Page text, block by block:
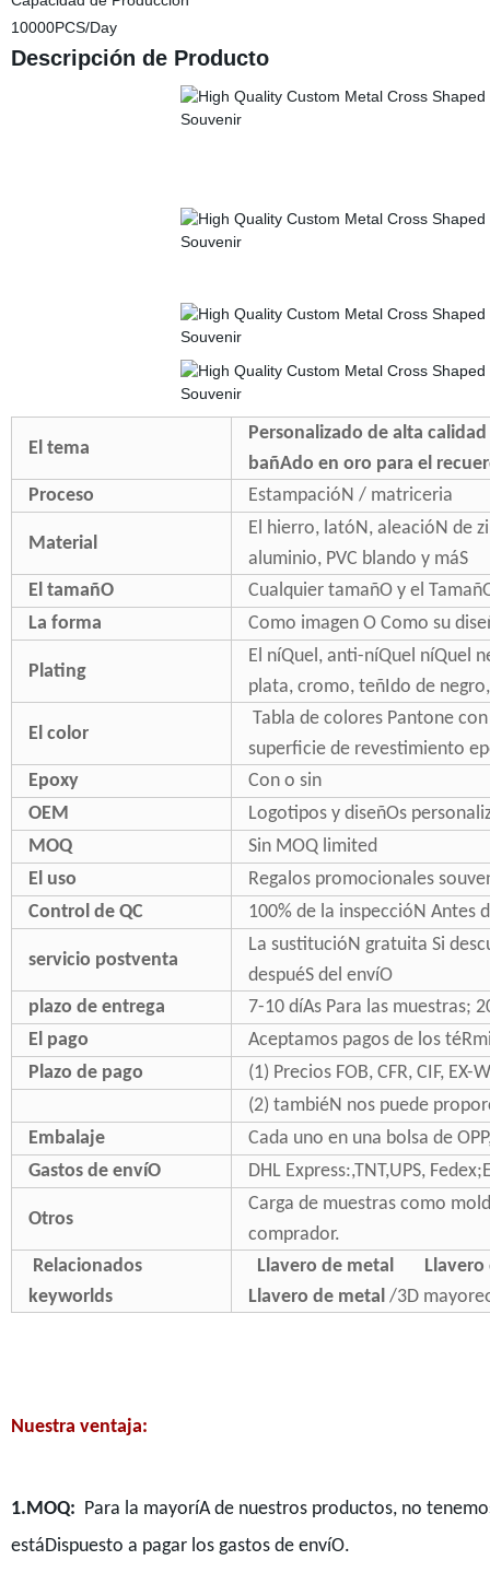
10000PCS/Day
Descripción de Producto
El tema
Personalizado de alta
bañAdo en oro para el
Proceso
EstampacióN / matriceria
Material
El hierro, latóN, aleacióN de
aluminio, PVC blando y máS
El tamañO
Cualquier tamañO y el
La forma
Como imagen O Como su
Plating
El níQuel, anti-níQuel níQuel
plata, cromo, teñIdo de
El color
Tabla de colores Pantone
superficie de revestimiento
Epoxy
Con o sin
OEM
Logotipos y diseñOs
MOQ
Sin MOQ limited
El uso
Regalos promocionales
Control de QC
100% de la inspeccióN Antes
servicio postventa
La sustitucióN gratuita Si
despuéS del envíO
plazo de entrega
7-10 díAs Para las muestras;
El pago
Aceptamos pagos de los
Plazo de pago
(1) Precios FOB, CFR, CIF, EX-
(2) tambiéN nos puede
Embalaje
Cada uno en una bolsa de
Gastos de envíO
DHL Express:,TNT,UPS,
Otros
Carga de muestras como
comprador.
Relacionados
keyworlds
Llavero de metal
Llavero de metal/3D
Nuestra ventaja:
1.MOQ: Para la mayoríA de nuestros productos, no
estáDispuesto a pagar los gastos de envíO.